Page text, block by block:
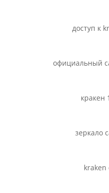
доступ к
официальный
кракен
зеркало
kraken